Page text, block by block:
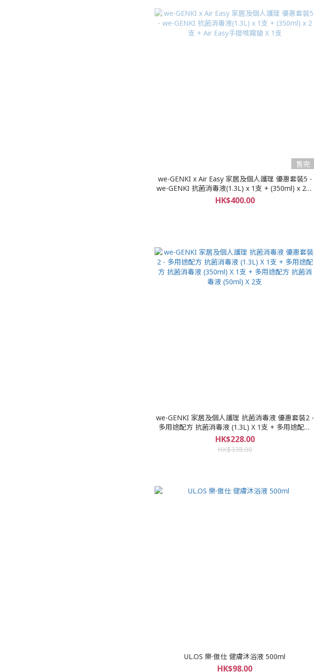
售完
we-GENKI x Air Easy 家居及個人護理 優惠套裝5 -
we-GENKI 抗菌消毒液(1.3L) x 1支 + (350ml) x 2支
+ Air Easy手提噴霧鎗 X 1支
HK$400.00
we-GENKI 家居及個人護理 抗菌消毒液 優惠套裝2 -
多用途配方 抗菌消毒液 (1.3L) X 1支 + 多用途配方
抗菌消毒液 (350ml) X 1支 + 多用途配方 抗菌消毒液
(50ml) X 2支
HK$228.00
HK$338.00
UL.OS 樂·傲仕 健膚沐浴液 500ml
HK$98.00